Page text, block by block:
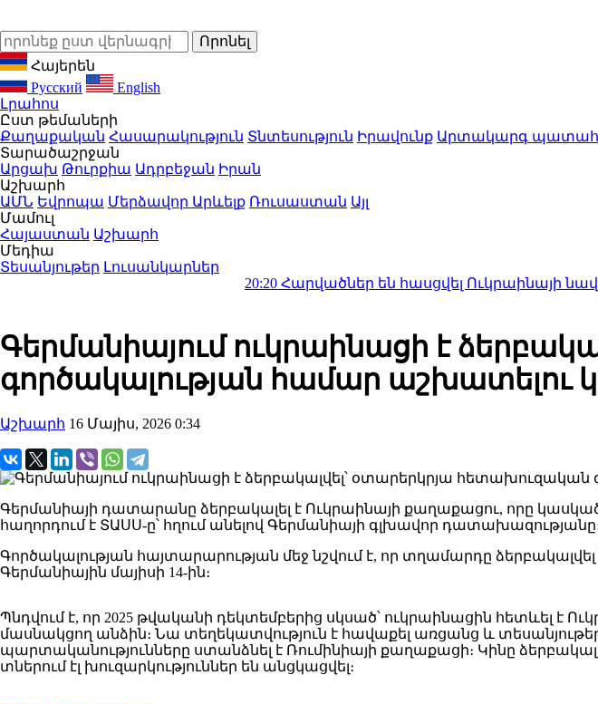
Հայերեն
Русский
English
Լրահոս
Ըստ թեմաների
Քաղաքական Հասարակություն Տնտեսություն Իրավունք Արտակարգ
Տարածաշրջան
Արցախ Թուրքիա Ադրբեջան Իրան
Աշխարհ
ԱՄՆ Եվրոպա Մերձավոր Արևելք Ռուսաստան Այլ
Մամուլ
Հայաստան Աշխարհ
Մեդիա
Տեսանյութեր Լուսանկարներ
Հարվածներ են հասցվել Ուկրաինայի
Գերմանիայում ուկրաինացի է
գործակալության համար աշխատելու
Աշխարհ 16 Մայիս, 2026 0:34
Գերմանիայի դատարանը ձերբակալել է Ուկրաինայի քաղաքացու, որը
հաղորդում է ՏԱՍՍ-ը՝ հղում անելով Գերմանիայի գլխավոր
Գործակալության հայտարարության մեջ նշվում է, որ տղամարդը
Գերմանիային մայիսի 14-ին։
Պնդվում է, որ 2025 թվականի դեկտեմբերից սկսած՝ ուկրաինացին հետևել
մասնակցող անձին։ Նա տեղեկատվություն է հավաքել առցանց և
պարտականությունները ստանձնել է Ռումինիայի քաղաքացի։ Կինը
տներում էլ խուզարկություններ են անցկացվել։